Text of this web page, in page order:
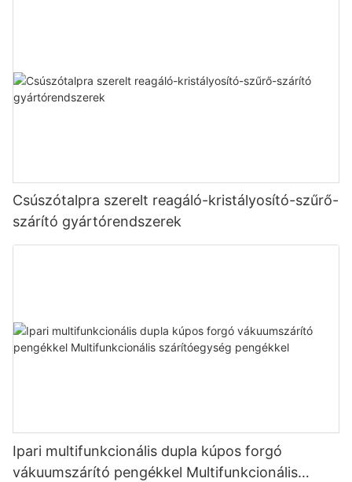
Csúszótalpra szerelt reagáló-kristályosító-szűrő-
szárító gyártórendszerek
Ipari multifunkcionális dupla kúpos forgó
vákuumszárító pengékkel Multifunkcionális